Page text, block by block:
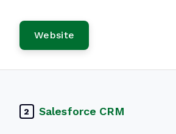
Website
2 Salesforce CRM